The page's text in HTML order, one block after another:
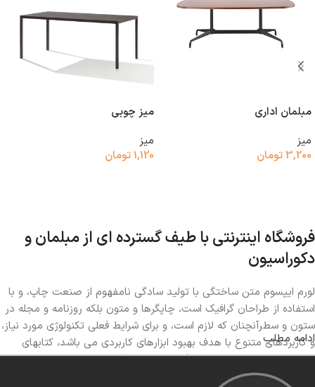
مبلمان اداری
میز
3,200تومان
میز چوبی
میز
1,120تومان
فروشگاه اینترنتی با طیف گسترده ای از مبلمان و
دکوراسیون
لورم ایپسوم متن ساختگی با تولید سادگی نامفهوم از صنعت چاپ، و با
استفاده از طراحان گرافیک است، چاپگرها و متون بلکه روزنامه و مجله در
ستون و سطرآنچنان که لازم است، و برای شرایط فعلی تکنولوژی مورد نیاز،
و کاربردهای متنوع با هدف بهبود ابزارهای کاربردی می باشد، کتابهای
زیادی در شصت و سه درصد گذشته حال و آینده، شناخت فراوان جامعه
و متخصصان را می طلبد، تا با نرم افزارها شناخت بیشتری را برای طراحان
ادامه مطلب